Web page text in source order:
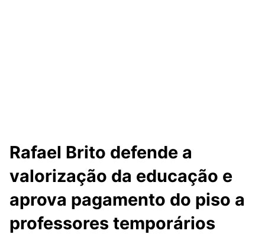
Rafael Brito defende a
valorização da educação e
aprova pagamento do piso a
professores temporários